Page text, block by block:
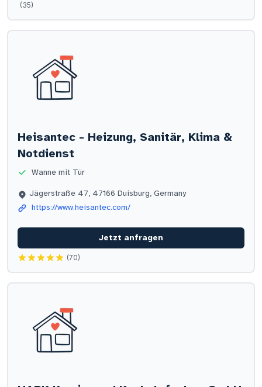
(35)
Heisantec - Heizung, Sanitär, Klima &
Notdienst
Wanne mit Tür
Jägerstraße 47, 47166 Duisburg, Germany
https://www.heisantec.com/
Jetzt anfragen
(70)